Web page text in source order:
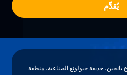
يُقدِّم
شارع بانجين، حديقة جيولونغ الصناعية، منطقة